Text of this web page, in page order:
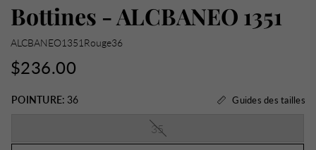
Bottines - ALCBANEO 1351
ALCBANEO1351Rouge36
$236.00
POINTURE: 36 Guides des tailles
35